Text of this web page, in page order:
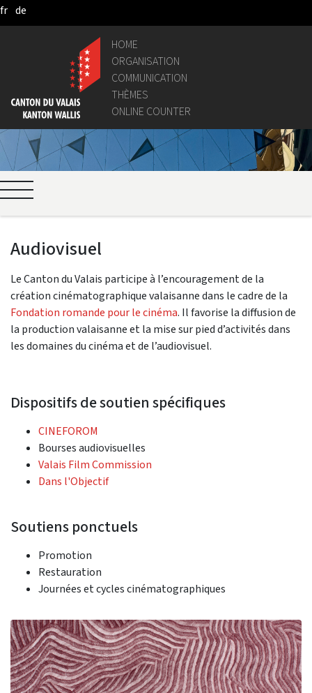
Pular para o Conteúdo principal
fr de
HOME
ORGANISATION
COMMUNICATION
THÈMES
ONLINE COUNTER
Audiovisuel
Le Canton du Valais participe à l’encouragement de la
création cinématographique valaisanne dans le cadre de la
Fondation romande pour le cinéma. Il favorise la diffusion de
la production valaisanne et la mise sur pied d’activités dans
les domaines du cinéma et de l’audiovisuel.
Dispositifs de soutien spécifiques
CINEFOROM
Bourses audiovisuelles
Valais Film Commission
Dans l'Objectif
Soutiens ponctuels
Promotion
Restauration
Journées et cycles cinématographiques